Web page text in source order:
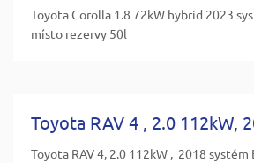
Toyota Corolla 1.8 72kW hybrid 2023
místo rezervy 50l
Toyota RAV 4 , 2.0 112kW,
Toyota RAV 4, 2.0 112kW , 2018 systém